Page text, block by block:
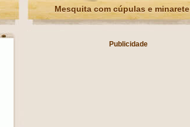
Mesquita com cúpulas e minarete
Publicidade